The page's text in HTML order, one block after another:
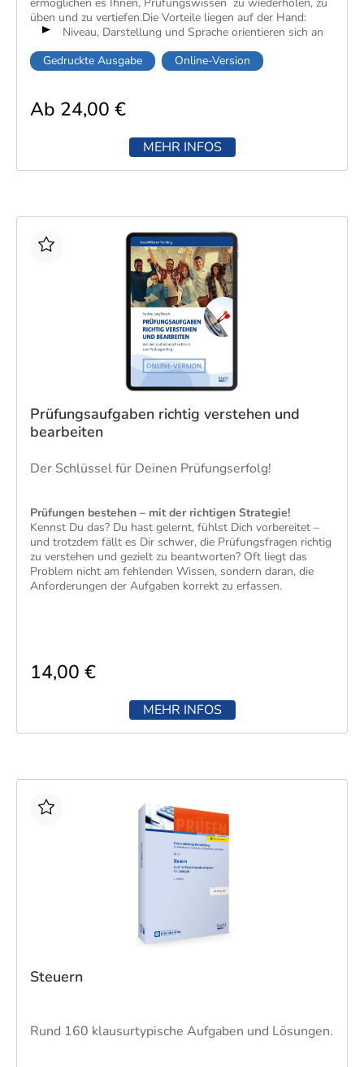
üben und zu vertiefen.Die Vorteile liegen auf der Hand:
Niveau, Darstellung und Sprache orientieren sich an
Ausführliche Musterlösungen erlauben eine einfache
Wichtige Formeln und Fachbegriffe im Anhang
schaffen zusätzliche Sicherheit.
​Dieses Buch eignet sich ideal zur Vorbereitung auf
Klausuren im Rahmen von IHK-Weiterbildungsmaßnahmen,
Flexibilität bei der Prüfungsvorbereitung – auf PC und
mobilen Endgeräten.
Gedruckte Ausgabe Online-Version
Ab 24,00 €
MEHR INFOS
Prüfungsaufgaben richtig verstehen und
bearbeiten
Der Schlüssel für Deinen Prüfungserfolg!
​​Prüfungen bestehen – mit der richtigen Strategie!
Kennst Du das? Du hast gelernt, fühlst Dich vorbereitet –
und trotzdem fällt es Dir schwer, die Prüfungsfragen richtig
zu verstehen und gezielt zu beantworten? Oft liegt das
Problem nicht am fehlenden Wissen, sondern daran, die
Anforderungen der Aufgaben korrekt zu erfassen.
14,00 €
MEHR INFOS
Steuern
Rund 160 klausurtypische Aufgaben und Lösungen.